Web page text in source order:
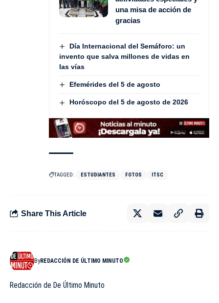
una misa de acción de
gracias
Día Internacional del Semáforo: un
invento que salva millones de vidas en
las vías
Efemérides del 5 de agosto
Horóscopo del 5 de agosto de 2026
TAGGED: ESTUDIANTES FOTOS ITSC
Share This Article
ByREDACCIÓN DE ÚLTIMO MINUTO
Redacción de De Último Minuto